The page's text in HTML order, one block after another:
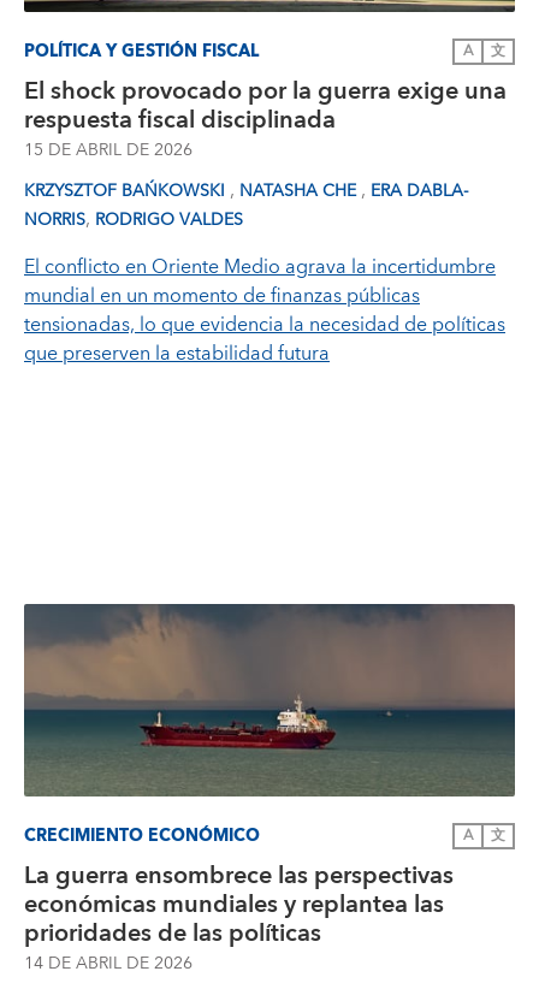
POLÍTICA Y GESTIÓN FISCAL A 文
El shock provocado por la guerra exige una
respuesta fiscal disciplinada
15 DE ABRIL DE 2026
KRZYSZTOF BAŃKOWSKI , NATASHA CHE, ERA DABLA-
NORRIS, RODRIGO VALDES
El conflicto en Oriente Medio agrava la incertidumbre
mundial en un momento de finanzas públicas
tensionadas, lo que evidencia la necesidad de políticas
que preserven la estabilidad futura
CRECIMIENTO ECONÓMICO A 文
La guerra ensombrece las perspectivas
económicas mundiales y replantea las
prioridades de las políticas
14 DE ABRIL DE 2026